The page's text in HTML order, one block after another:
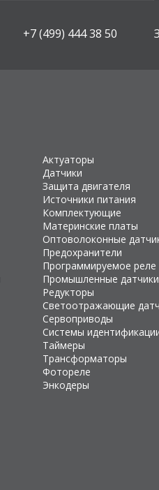
+7 (499) 444 38 50
Актуаторы
Датчики
Защита двигателя
Источники питания
Комплектующие
Материнские платы
Оптоволоконные
Предохранители
Программируемое реле
Промышленные датчики
Редукторы
Светоотражающие
Сервоприводы
Системы
Таймеры
Трансформаторы
Фотореле
Энкодеры